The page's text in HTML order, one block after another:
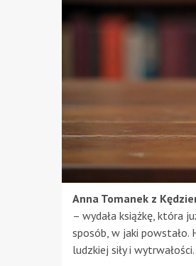
Anna Tomanek z
– wydała książkę, która
sposób, w jaki powstało.
ludzkiej siły i wytrwałości.